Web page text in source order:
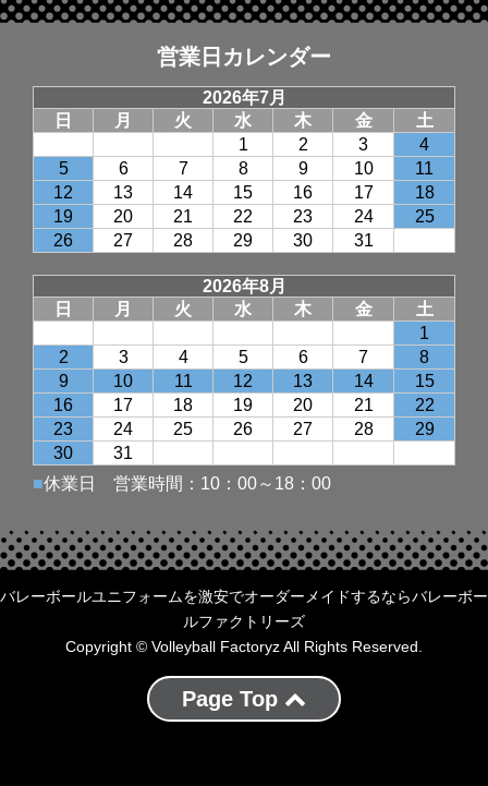
営業日カレンダー
バレーボールユニフォームを激安でオーダーメイドするならバレーボー
ルファクトリーズ
Copyright © Volleyball Factoryz All Rights Reserved.
Page Top